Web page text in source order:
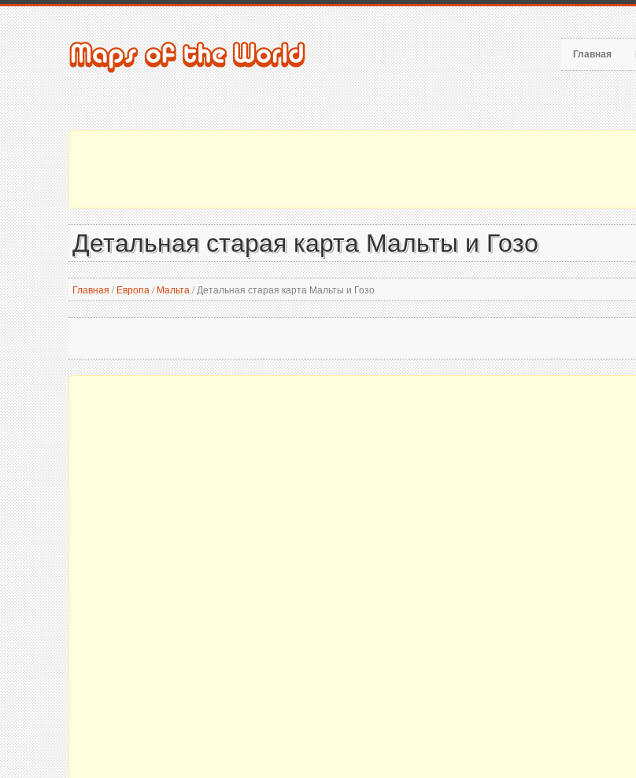
Главная
Детальная старая карта Мальты и Гозо
Главная / Европа / Мальта /Детальная старая карта Мальты и Гозо